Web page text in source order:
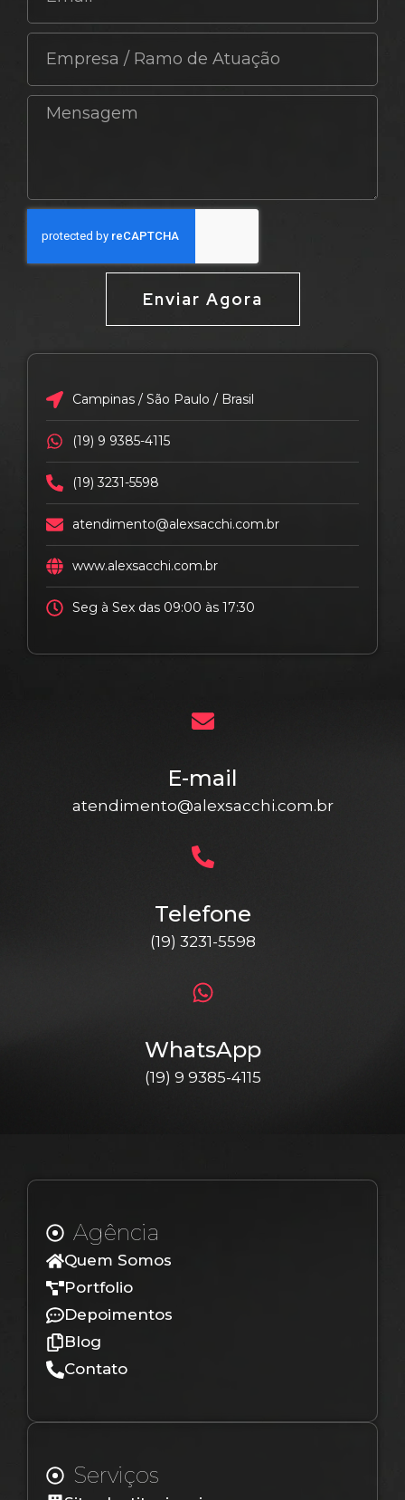
Enviar Agora
Campinas / São Paulo / Brasil
(19) 9 9385-4115
(19) 3231-5598
atendimento@alexsacchi.com.br
www.alexsacchi.com.br
Seg à Sex das 09:00 às 17:30
E-mail
atendimento@alexsacchi.com.br
Telefone
(19) 3231-5598
WhatsApp
(19) 9 9385-4115
Agência
Quem Somos
Portfolio
Depoimentos
Blog
Contato
Serviços